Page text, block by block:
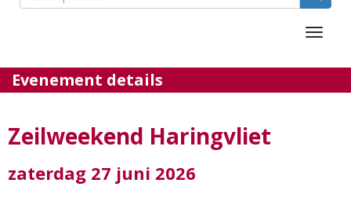
Evenement details
Zeilweekend Haringvliet
zaterdag 27 juni 2026